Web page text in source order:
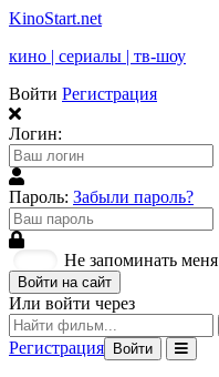
KinoStart.net
кино | сериалы | тв-шоу
Войти Регистрация
Логин:
Пароль: Забыли пароль?
Не запоминать меня
Войти на сайт
Или войти через
Регистрация Войти